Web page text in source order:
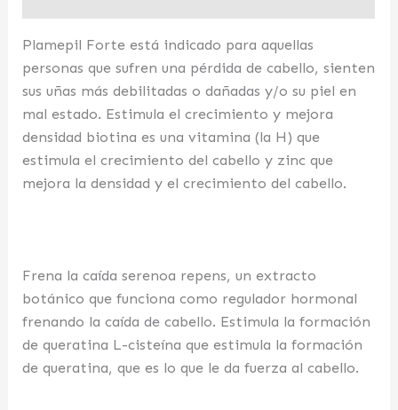
Plamepil Forte está indicado para aquellas
personas que sufren una pérdida de cabello, sienten
sus uñas más debilitadas o dañadas y/o su piel en
mal estado. Estimula el crecimiento y mejora
densidad biotina es una vitamina (la H) que
estimula el crecimiento del cabello y zinc que
mejora la densidad y el crecimiento del cabello.
Frena la caída serenoa repens, un extracto
botánico que funciona como regulador hormonal
frenando la caída de cabello. Estimula la formación
de queratina L-cisteína que estimula la formación
de queratina, que es lo que le da fuerza al cabello.